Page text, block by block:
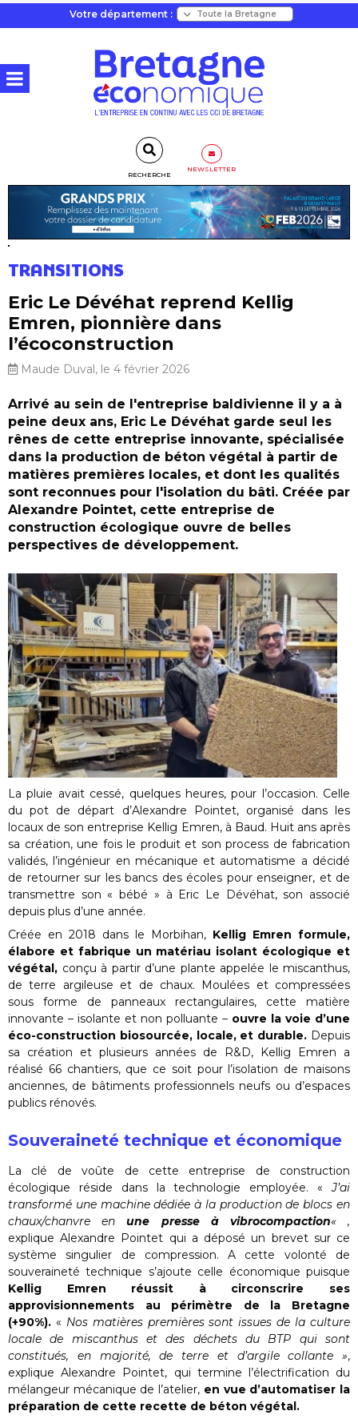
Votre département :
RECHERCHE
NEWSLETTER
TRANSITIONS
Eric Le Dévéhat reprend Kellig
Emren, pionnière dans
l’écoconstruction
Maude Duval, le 4 février 2026
Arrivé au sein de l'entreprise baldivienne il y a à
peine deux ans, Eric Le Dévéhat garde seul les
rênes de cette entreprise innovante, spécialisée
dans la production de béton végétal à partir de
matières premières locales, et dont les qualités
sont reconnues pour l'isolation du bâti. Créée par
Alexandre Pointet, cette entreprise de
construction écologique ouvre de belles
perspectives de développement.
La pluie avait cessé, quelques heures, pour l’occasion. Celle
du pot de départ d’Alexandre Pointet, organisé dans les
locaux de son entreprise Kellig Emren, à Baud. Huit ans après
sa création, une fois le produit et son process de fabrication
validés, l’ingénieur en mécanique et automatisme a décidé
de retourner sur les bancs des écoles pour enseigner, et de
transmettre son « bébé » à Eric Le Dévéhat, son associé
depuis plus d’une année.
Créée en 2018 dans le Morbihan, Kellig Emren formule,
élabore et fabrique un matériau isolant écologique et
végétal, conçu à partir d’une plante appelée le miscanthus,
de terre argileuse et de chaux. Moulées et compressées
sous forme de panneaux rectangulaires, cette matière
innovante – isolante et non polluante – ouvre la voie d’une
éco-construction biosourcée, locale, et durable. Depuis
sa création et plusieurs années de R&D, Kellig Emren a
réalisé 66 chantiers, que ce soit pour l’isolation de maisons
anciennes, de bâtiments professionnels neufs ou d’espaces
publics rénovés.
Souveraineté technique et économique
La clé de voûte de cette entreprise de construction
écologique réside dans la technologie employée. «J’ai
transformé une machine dédiée à la production de blocs en
chaux/chanvre enune presse à vibrocompaction« ,
explique Alexandre Pointet qui a déposé un brevet sur ce
système singulier de compression. A cette volonté de
souveraineté technique s’ajoute celle économique puisque
Kellig Emren réussit à circonscrire ses
approvisionnements au périmètre de la Bretagne
(+90%). « Nos matières premières sont issues de la culture
locale de miscanthus et des déchets du BTP qui sont
constitués, en majorité, de terre et d’argile collante »,
explique Alexandre Pointet, qui termine l’électrification du
mélangeur mécanique de l’atelier, en vue d’automatiser la
préparation de cette recette de béton végétal.